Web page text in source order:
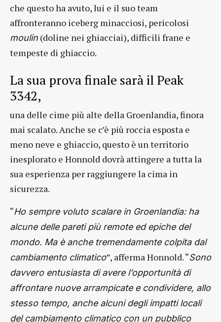
che questo ha avuto, lui e il suo team
affronteranno iceberg minacciosi, pericolosi
moulin (doline nei ghiacciai), difficili frane e
tempeste di ghiaccio.
La sua prova finale sarà il Peak
3342,
una delle cime più alte della Groenlandia, finora
mai scalato. Anche se c’è più roccia esposta e
meno neve e ghiaccio, questo è un territorio
inesplorato e Honnold dovrà attingere a tutta la
sua esperienza per raggiungere la cima in
sicurezza.
“Ho sempre voluto scalare in Groenlandia: ha
alcune delle pareti più remote ed epiche del
mondo. Ma è anche tremendamente colpita dal
cambiamento climatico”, afferma Honnold. “Sono
davvero entusiasta di avere l’opportunità di
affrontare nuove arrampicate e condividere, allo
stesso tempo, anche alcuni degli impatti locali
del cambiamento climatico con un pubblico